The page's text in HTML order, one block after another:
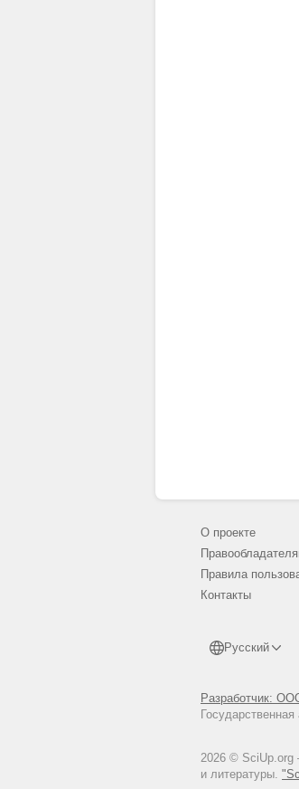
О проекте
Правила
Контакты
Русский
Разработчик:
2026 © SciUp.org
и литературы.